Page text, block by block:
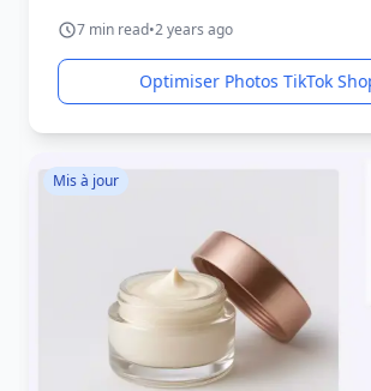
7min read•2 years ago
Optimiser Photos TikTok
Mis à jour